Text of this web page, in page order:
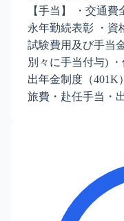
【手当】 ・交通
永年勤続表彰 ・資
試験費用及び手当
別々に手当付与)
出年金制度（401K
旅費・赴任手当・